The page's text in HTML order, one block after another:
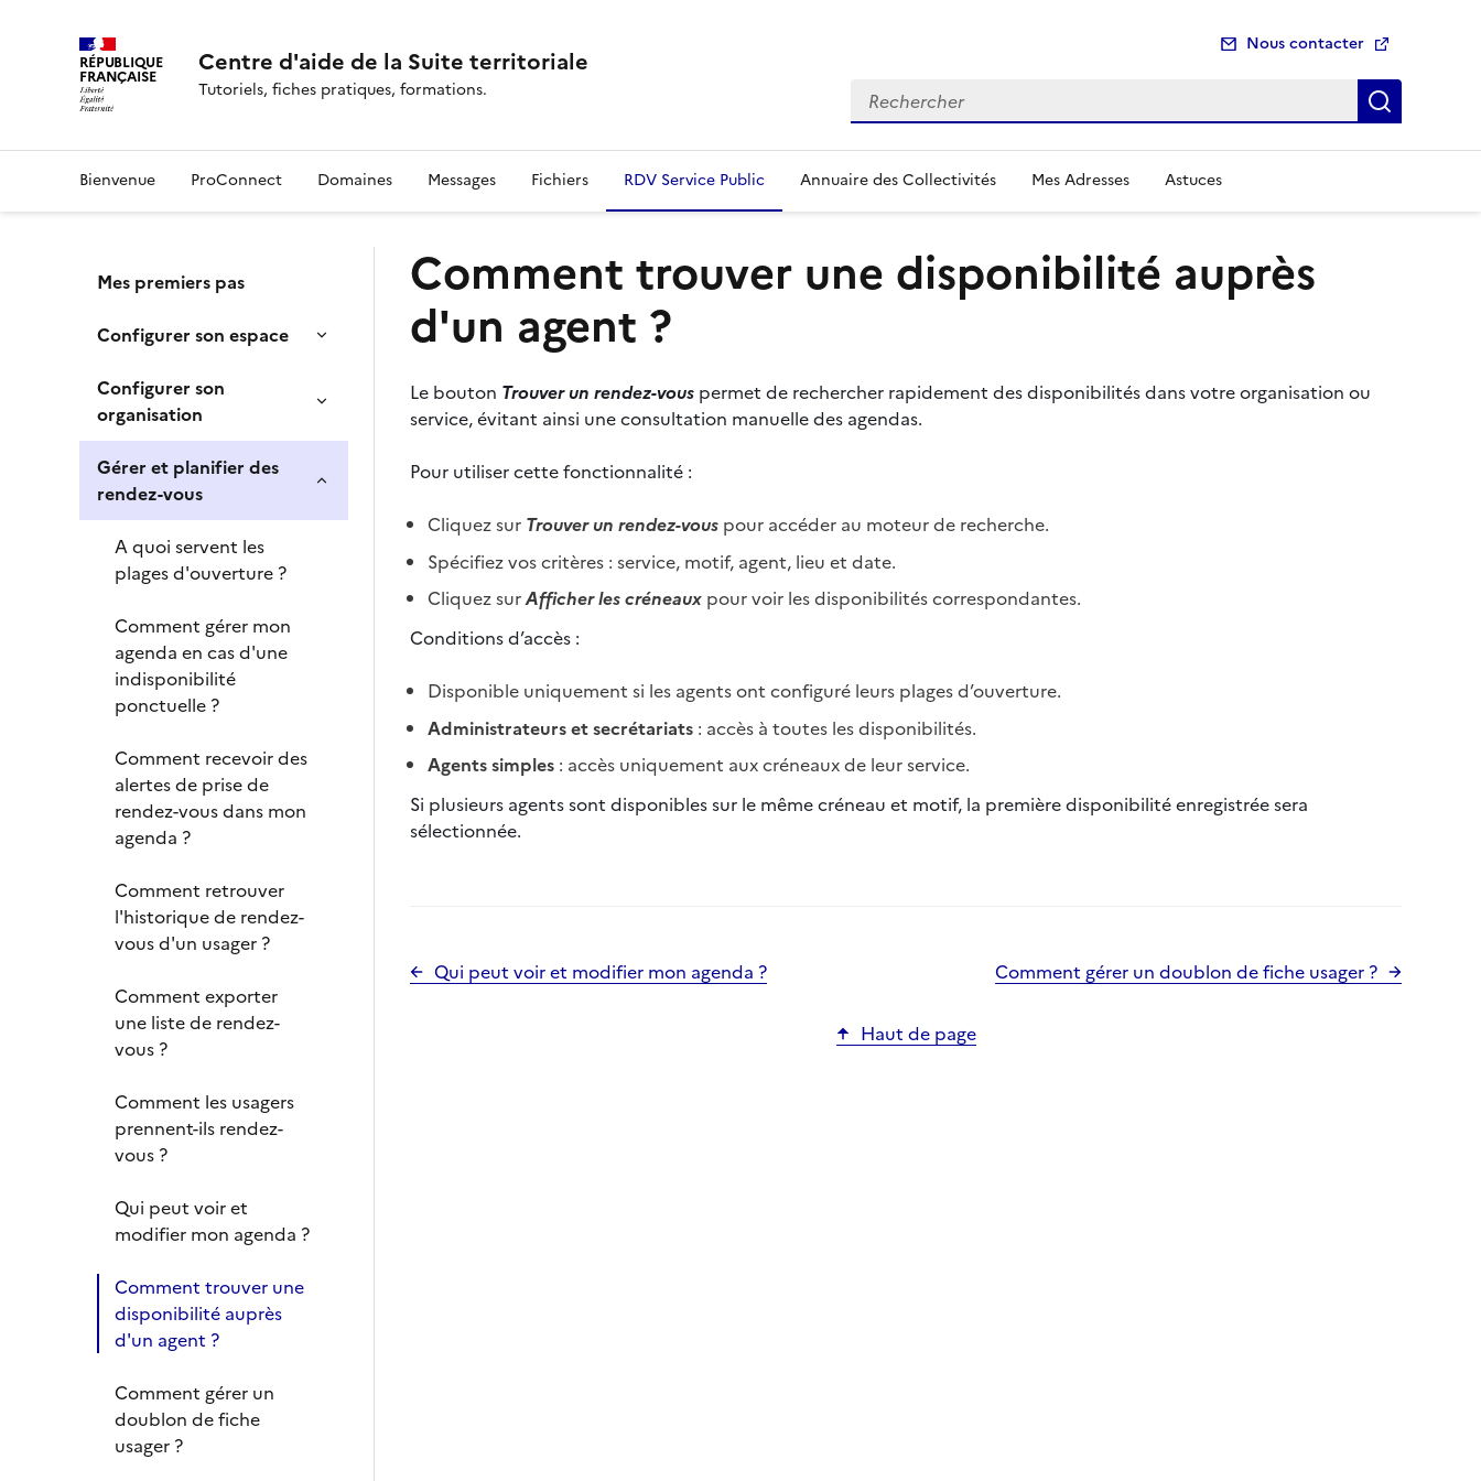
RÉPUBLIQUE
FRANÇAISE Centre d'aide de la Suite territoriale
Tutoriels, fiches pratiques, formations.
Nous contacter
Rechercher
Bienvenue ProConnect Domaines Messages Fichiers RDV Service Public Annuaire des Collectivités Mes Adresses Astuces
Mes premiers pas
Configurer son espace
Configurer son
organisation
Gérer et planifier des
rendez-vous
A quoi servent les
plages d'ouverture ?
Comment gérer mon
agenda en cas d'une
indisponibilité
ponctuelle ?
Comment recevoir des
alertes de prise de
rendez-vous dans mon
agenda ?
Comment retrouver
l'historique de rendez-
vous d'un usager ?
Comment exporter
une liste de rendez-
vous ?
Comment les usagers
prennent-ils rendez-
vous ?
Qui peut voir et
modifier mon agenda ?
Comment trouver une
disponibilité auprès
d'un agent ?
Comment gérer un
doublon de fiche
usager ?
Comment trouver une disponibilité auprès
d'un agent ?
Le bouton Trouver un rendez-vous permet de rechercher rapidement des disponibilités dans votre organisation ou
service, évitant ainsi une consultation manuelle des agendas.
Pour utiliser cette fonctionnalité :
Cliquez sur Trouver un rendez-vous pour accéder au moteur de recherche.
Spécifiez vos critères : service, motif, agent, lieu et date.
Cliquez surAfficher les créneaux pour voir les disponibilités correspondantes.
Conditions d’accès :
Disponible uniquement si les agents ont configuré leurs plages d’ouverture.
Administrateurs et secrétariats : accès à toutes les disponibilités.
Agents simples : accès uniquement aux créneaux de leur service.
Si plusieurs agents sont disponibles sur le même créneau et motif, la première disponibilité enregistrée sera
sélectionnée.
Qui peut voir et modifier mon agenda ? Comment gérer un doublon de fiche usager ?
Haut de page